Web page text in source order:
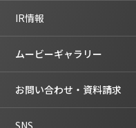
IR情報
ムービーギャラリー
お問い合わせ・資料請求
SNS